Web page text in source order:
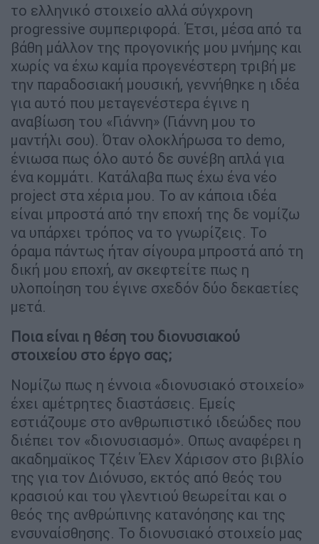
το ελληνικό στοιχείο αλλά σύγχρονη
progressive συμπεριφορά. Έτσι, μέσα από τα
βάθη μάλλον της προγονικής μου μνήμης και
χωρίς να έχω καμία προγενέστερη τριβή με
την παραδοσιακή μουσική, γεννήθηκε η ιδέα
για αυτό που μεταγενέστερα έγινε η
αναβίωση του «Γιάννη» (Γιάννη μου το
μαντήλι σου). Όταν ολοκλήρωσα το demo,
ένιωσα πως όλο αυτό δε συνέβη απλά για
ένα κομμάτι. Κατάλαβα πως έχω ένα νέο
project στα χέρια μου. Το αν κάποια ιδέα
είναι μπροστά από την εποχή της δε νομίζω
να υπάρχει τρόπος να το γνωρίζεις. Το
όραμα πάντως ήταν σίγουρα μπροστά από τη
δική μου εποχή, αν σκεφτείτε πως η
υλοποίηση του έγινε σχεδόν δύο δεκαετίες
μετά.
Ποια είναι η θέση του διονυσιακού
στοιχείου στο έργο σας;
Νομίζω πως η έννοια «διονυσιακό στοιχείο»
έχει αμέτρητες διαστάσεις. Εμείς
εστιάζουμε στο ανθρωπιστικό ιδεώδες που
διέπει τον «διονυσιασμό». Οπως αναφέρει η
ακαδημαϊκος Τζέιν Έλεν Χάρισον στο βιβλίο
της για τον Διόνυσο, εκτός από θεός του
κρασιού και του γλεντιού θεωρείται και ο
θεός της ανθρώπινης κατανόησης και της
ενσυναίσθησης. Το διονυσιακό στοιχείο μας